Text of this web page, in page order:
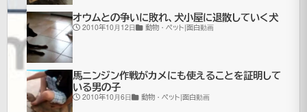
20日
2021
年7月
16日更
新
オ
ニ
オウムとの争いに敗れ、犬小屋に退散していく犬
2010年10月12日 動物・ペット|面白動画
馬ニンジン作戦がカメにも使えることを証明して
いる男の子
2010年10月6日 動物・ペット|面白動画